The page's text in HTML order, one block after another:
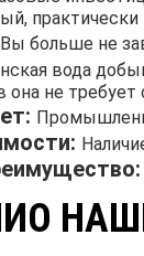
Вы больше не
вода
она не требует